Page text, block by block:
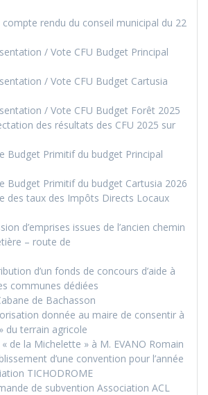
rendu du conseil municipal du 22
/ Vote CFU Budget Principal
/ Vote CFU Budget Cartusia
/ Vote CFU Budget Forêt 2025
des résultats des CFU 2025 sur
Budget Primitif du budget Principal
Budget Primitif du budget Cartusia 2026
des taux des Impôts Directs Locaux
d’emprises issues de l’ancien chemin
– route de
d’un fonds de concours d’aide à
communes dédiées
de Bachasson
donnée au maire de consentir à
du terrain agricole
de la Michelette » à M. EVANO Romain
d’une convention pour l’année
TICHODROME
de subvention Association ACL